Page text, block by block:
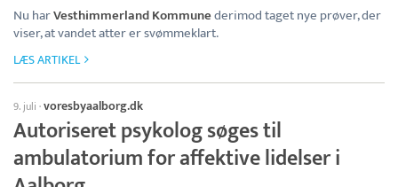
Nu harVesthimmerland Kommunederimod taget nye prøver, der
viser, at vandet atter er svømmeklart.
LÆS ARTIKEL
9. juli ·voresbyaalborg.dk
Autoriseret psykolog søges til
ambulatorium for affektive lidelser i